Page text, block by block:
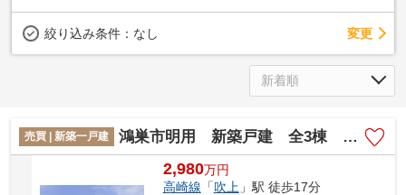
絞り込み条件： なし 変更
売買 | 新築一戸建 鴻巣市明用 新築戸建 全3棟 3号棟
2,980万円
高崎線 「吹上 」駅 徒歩17分